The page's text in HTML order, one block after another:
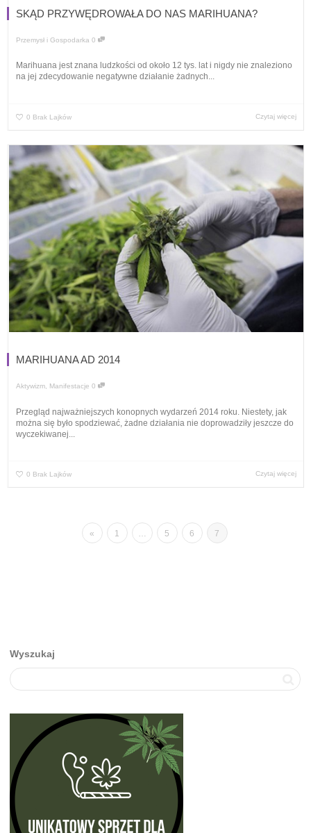
SKĄD PRZYWĘDROWAŁA DO NAS MARIHUANA?
Przemysł i Gospodarka 0
Marihuana jest znana ludzkości od około 12 tys. lat i nigdy nie znaleziono
na jej zdecydowanie negatywne działanie żadnych...
0 Brak Lajków Czytaj więcej
MARIHUANA AD 2014
Aktywizm, Manifestacje 0
Przegląd najważniejszych konopnych wydarzeń 2014 roku. Niestety, jak
można się było spodziewać, żadne działania nie doprowadziły jeszcze do
wyczekiwanej...
0 Brak Lajków Czytaj więcej
« 1 … 5 6 7
Wyszukaj